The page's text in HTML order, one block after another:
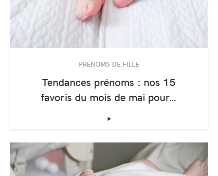
PRÉNOMS DE FILLE
Tendances prénoms : nos 15
favoris du mois de mai pour…
‣